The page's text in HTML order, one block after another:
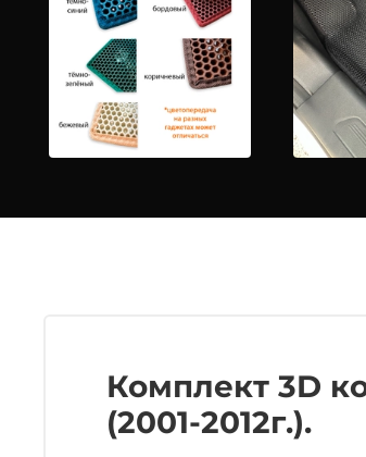
Комплект 3D
(2001-2012г.).